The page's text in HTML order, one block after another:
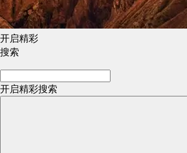
开启精彩
搜索
开启精彩搜索